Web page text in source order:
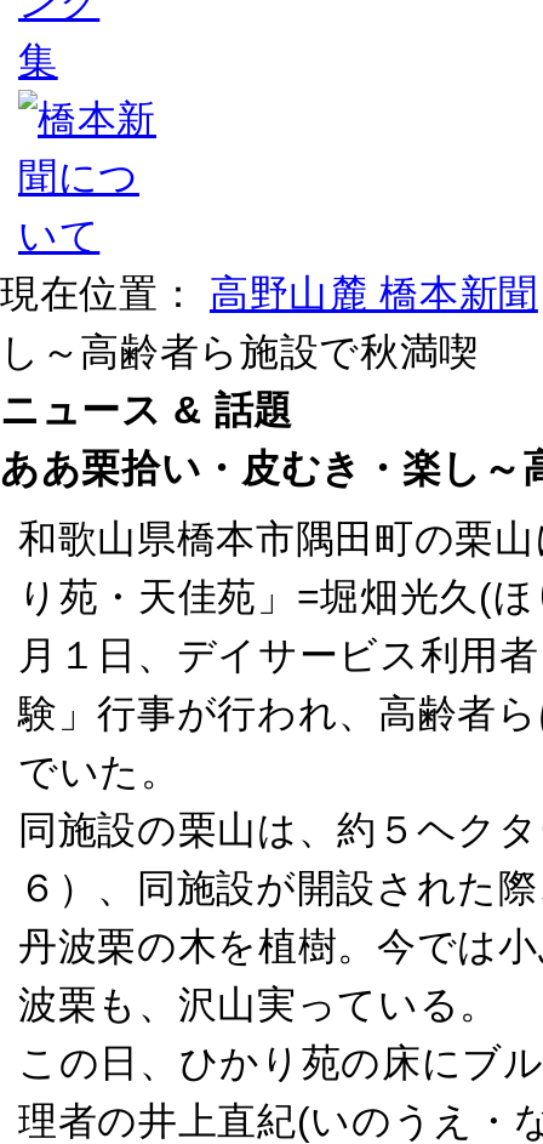
現在位置： 高野山麓 橋本新聞
し～高齢者ら施設で秋満喫
ニュース & 話題
ああ栗拾い・皮むき・楽し～
和歌山県橋本市隅田町の栗
り苑・天佳苑」=堀畑光久(
月１日、デイサービス利用
験」行事が行われ、高齢者
でいた。
同施設の栗山は、約５ヘク
６）、同施設が開設された
丹波栗の木を植樹。今では
波栗も、沢山実っている。
この日、ひかり苑の床にブ
理者の井上直紀(いのうえ・